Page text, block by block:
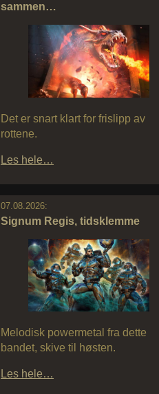
sammen…
Det er snart klart for frislipp av
rottene.
Les hele…
07.08.2026:
Signum Regis, tidsklemme
Melodisk powermetal fra dette
bandet, skive til høsten.
Les hele…